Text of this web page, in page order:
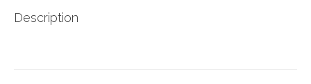
Description